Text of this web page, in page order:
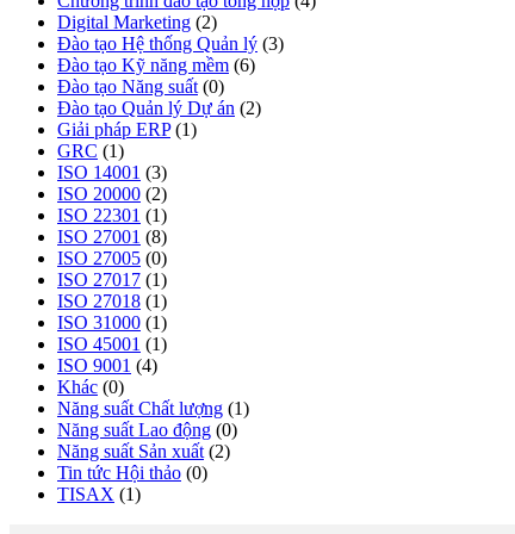
Digital Marketing (2)
Đào tạo Hệ thống Quản lý (3)
Đào tạo Kỹ năng mềm (6)
Đào tạo Năng suất (0)
Đào tạo Quản lý Dự án (2)
Giải pháp ERP (1)
GRC (1)
ISO 14001 (3)
ISO 20000 (2)
ISO 22301 (1)
ISO 27001 (8)
ISO 27005 (0)
ISO 27017 (1)
ISO 27018 (1)
ISO 31000 (1)
ISO 45001 (1)
ISO 9001 (4)
Khác (0)
Năng suất Chất lượng (1)
Năng suất Lao động (0)
Năng suất Sản xuất (2)
Tin tức Hội thảo (0)
TISAX (1)